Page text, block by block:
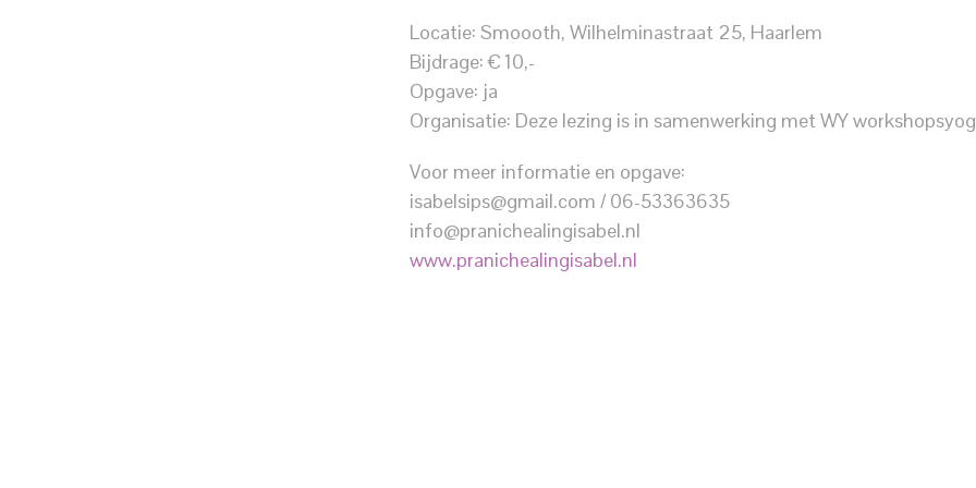
Locatie: Smoooth, Wilhelminastraat 25, Haarlem
Bijdrage: € 10,-
Opgave: ja
Organisatie: Deze lezing is in samenwerking met WY
Voor meer informatie en opgave:
isabelsips@gmail.com / 06-53363635
info@pranichealingisabel.nl
www.pranichealingisabel.nl